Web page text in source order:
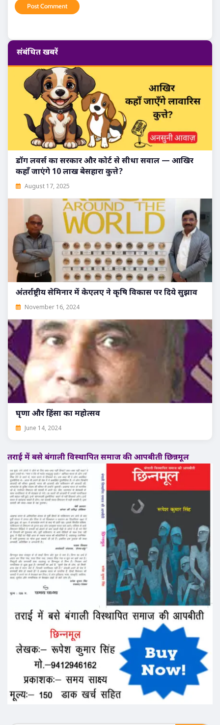
संबंधित खबरें
डॉग लवर्स का सरकार और कोर्ट से सीधा सवाल — आखिर
कहाँ जाएंगे 10 लाख बेसहारा कुत्ते?
August 17, 2025
अंतर्राष्ट्रीय सेमिनार में केएलए ने कृषि विकास पर दिये सुझाव
November 16, 2024
घृणा और हिंसा का महोत्सव
June 14, 2024
तराई में बसे बंगाली विस्थापित समाज की आपबीती छिन्नमूल